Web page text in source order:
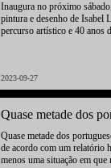
Inaugura no próximo
pintura e desenho de Isabel
percurso artístico e 40 anos
2023-09-27
Quase metade dos
Quase metade dos
de acordo com um relatório
menos uma situação em